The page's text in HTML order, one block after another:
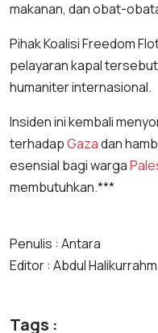
makanan, dan obat-
Pihak Koalisi Freedom
pelayaran kapal
humaniter internasional.
Insiden ini kembali
terhadapGazadan
esensial bagi warga
membutuhkan.***
Penulis : Antara
Editor : Abdul
Tags :